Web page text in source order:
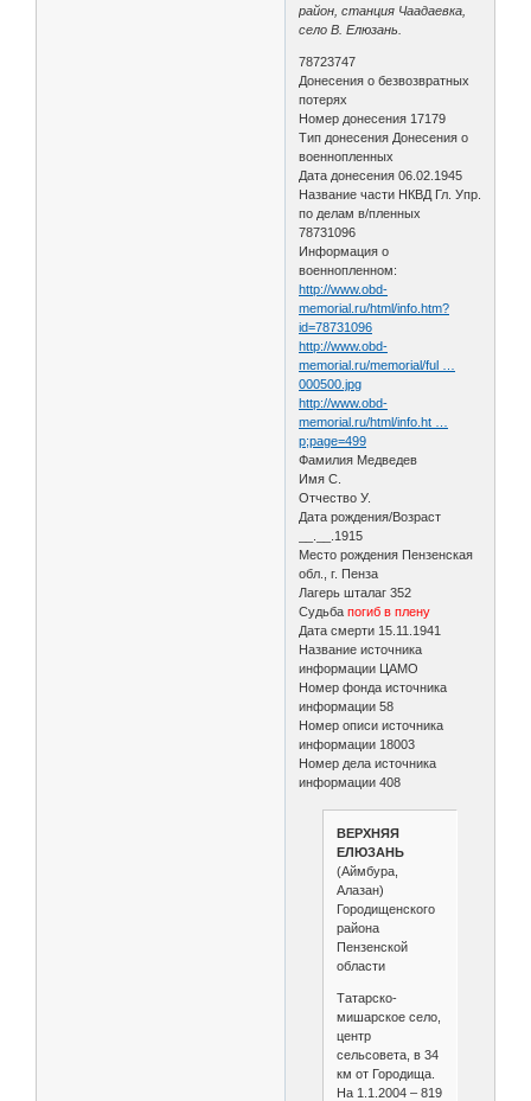
район, станция Чаадаевка,
село В. Елюзань.
78723747
Донесения о безвозвратных
потерях
Номер донесения 17179
Тип донесения Донесения о
военнопленных
Дата донесения 06.02.1945
Название части НКВД Гл. Упр.
по делам в/пленных
78731096
Информация о
военнопленном:
http://www.obd-
memorial.ru/html/info.htm?
id=78731096
http://www.obd-
memorial.ru/memorial/ful …
000500.jpg
http://www.obd-
memorial.ru/html/info.ht …
p;page=499
Фамилия Медведев
Имя С.
Отчество У.
Дата рождения/Возраст
__.__.1915
Место рождения Пензенская
обл., г. Пенза
Лагерь шталаг 352
Судьбапогиб в плену
Дата смерти 15.11.1941
Название источника
информации ЦАМО
Номер фонда источника
информации 58
Номер описи источника
информации 18003
Номер дела источника
информации 408
ВЕРХНЯЯ
ЕЛЮЗАНЬ
(Аймбура,
Алазан)
Городищенского
района
Пензенской
области
Татарско-
мишарское село,
центр
сельсовета, в 34
км от Городища.
На 1.1.2004 – 819